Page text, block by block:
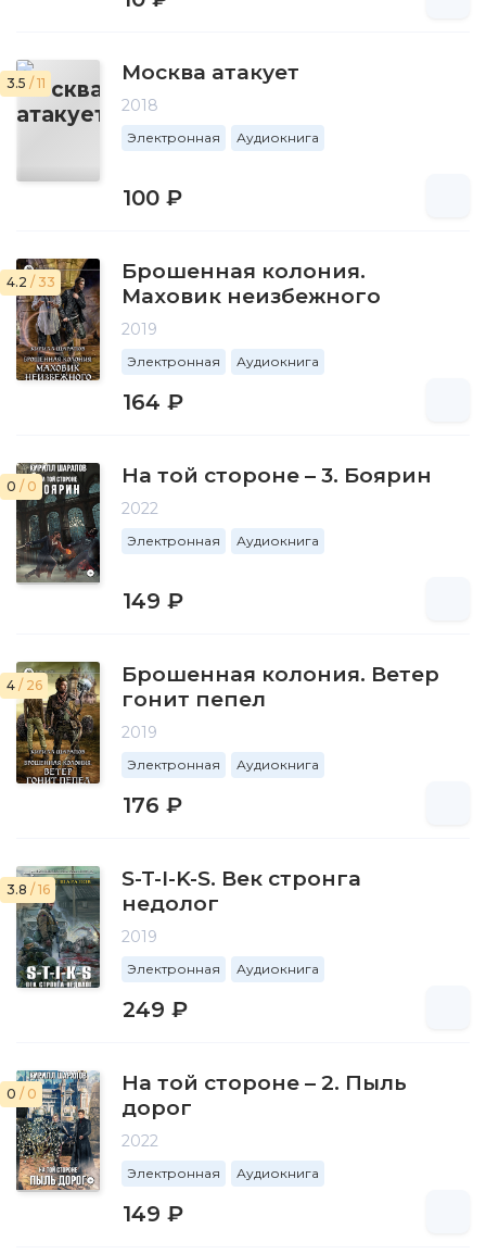
3.5 / 11 Москва атакует
2018
Электронная Аудиокнига
100 ₽
4.2 / 33
Брошенная колония.
Маховик неизбежного
2019
Электронная Аудиокнига
164 ₽
0 / 0 На той стороне – 3. Боярин
2022
Электронная Аудиокнига
149 ₽
4 / 26
Брошенная колония. Ветер
гонит пепел
2019
Электронная Аудиокнига
176 ₽
3.8 / 16
S-T-I-K-S. Век стронга
недолог
2019
Электронная Аудиокнига
249 ₽
0 / 0
На той стороне – 2. Пыль
дорог
2022
Электронная Аудиокнига
149 ₽